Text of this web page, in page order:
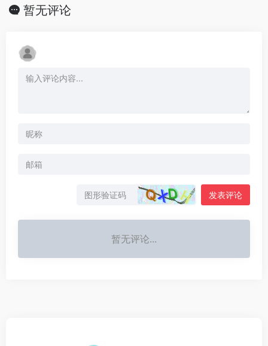
暂无评论
发表评论
暂无评论...